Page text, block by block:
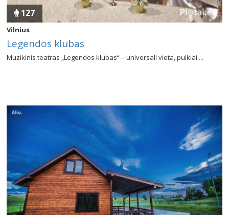
127
Vilnius
Legendos klubas
Muzikinis teatras „Legendos klubas“ – universali vieta, puikiai ...